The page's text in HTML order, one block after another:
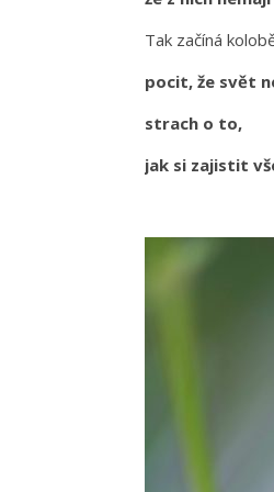
Tak začíná
pocit, že svět
strach o to,
jak si zajistit